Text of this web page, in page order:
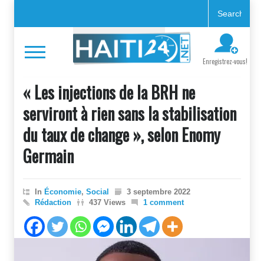
Enregistrez-vous!
« Les injections de la BRH ne
serviront à rien sans la stabilisation
du taux de change », selon Enomy
Germain
In Économie, Social
3 septembre 2022
Rédaction
437 Views 1 comment